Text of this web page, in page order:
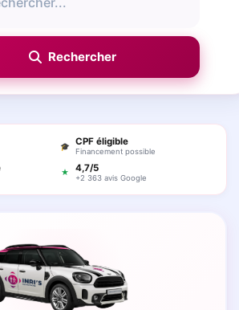
🎓 CPF éligible
Financement possible
★ 4,7/5
+2 363 avis Google